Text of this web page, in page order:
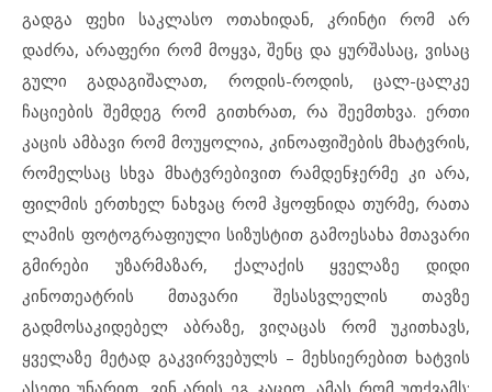
გადგა ფეხი საკლასო ოთახიდან, კრინტი რომ არ
დაძრა, არაფერი რომ მოყვა, შენც და ყურშასაც, ვისაც
გული გადაგიშალათ, როდის-როდის, ცალ-ცალკე
ჩაციების შემდეგ რომ გითხრათ, რა შეემთხვა. ერთი
კაცის ამბავი რომ მოუყოლია, კინოაფიშების მხატვრის,
რომელსაც სხვა მხატვრებივით რამდენჯერმე კი არა,
ფილმის ერთხელ ნახვაც რომ ჰყოფნიდა თურმე, რათა
ლამის ფოტოგრაფიული სიზუსტით გამოესახა მთავარი
გმირები უზარმაზარ, ქალაქის ყველაზე დიდი
კინოთეატრის მთავარი შესასვლელის თავზე
გადმოსაკიდებელ აბრაზე, ვიღაცას რომ უკითხავს,
ყველაზე მეტად გაკვირვებულს – მეხსიერებით ხატვის
ასეთი უნარით, ვინ არის ეგ კაციო, ამას რომ უთქვამს: